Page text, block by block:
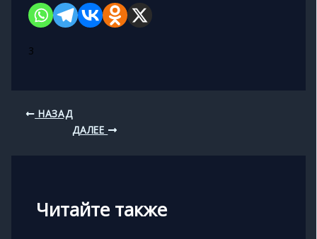
3
НАЗАД
ДАЛЕЕ
Читайте также